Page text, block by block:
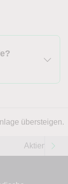
übersteigen.
Aktien im